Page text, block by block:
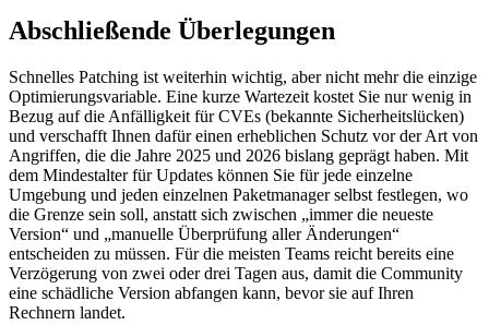
Abschließende Überlegungen
Schnelles Patching ist weiterhin wichtig, aber nicht mehr die einzige
Optimierungsvariable. Eine kurze Wartezeit kostet Sie nur wenig in
Bezug auf die Anfälligkeit für CVEs (bekannte Sicherheitslücken)
und verschafft Ihnen dafür einen erheblichen Schutz vor der Art von
Angriffen, die die Jahre 2025 und 2026 bislang geprägt haben. Mit
dem Mindestalter für Updates können Sie für jede einzelne
Umgebung und jeden einzelnen Paketmanager selbst festlegen, wo
die Grenze sein soll, anstatt sich zwischen „immer die neueste
Version“ und „manuelle Überprüfung aller Änderungen“
entscheiden zu müssen. Für die meisten Teams reicht bereits eine
Verzögerung von zwei oder drei Tagen aus, damit die Community
eine schädliche Version abfangen kann, bevor sie auf Ihren
Rechnern landet.